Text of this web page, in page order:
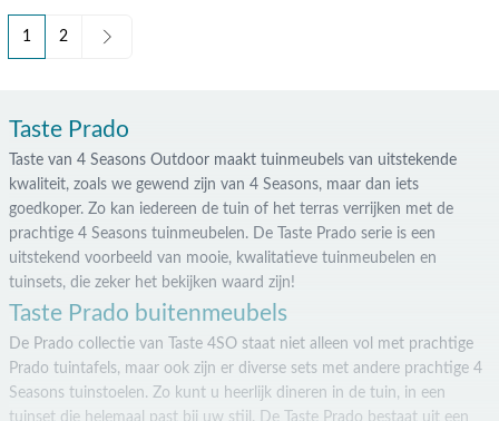
U lees momenteel pagina
1 2
Taste Prado
Taste van 4 Seasons Outdoor maakt tuinmeubels van uitstekende
kwaliteit, zoals we gewend zijn van 4 Seasons, maar dan iets
goedkoper. Zo kan iedereen de tuin of het terras verrijken met de
prachtige 4 Seasons tuinmeubelen. De Taste Prado serie is een
uitstekend voorbeeld van mooie, kwalitatieve tuinmeubelen en
tuinsets, die zeker het bekijken waard zijn!
Taste Prado buitenmeubels
De Prado collectie van Taste 4SO staat niet alleen vol met prachtige
Prado tuintafels, maar ook zijn er diverse sets met andere prachtige 4
Seasons tuinstoelen. Zo kunt u heerlijk dineren in de tuin, in een